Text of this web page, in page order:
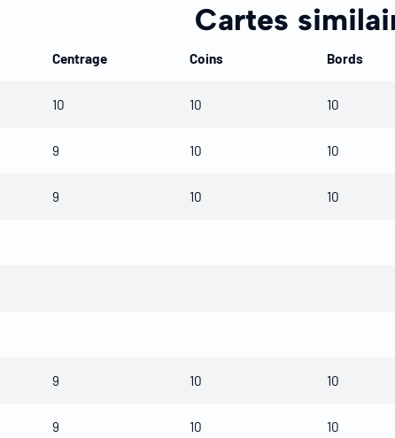
Cartes
Centrage Coins Bords
10 10 10
9 10 10
9 10 10
9 10 10
9 10 10